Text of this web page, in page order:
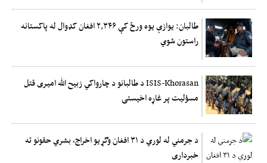
طالبان: یوازې یوه ورځ کې ۲,۳۴۶ افغان کډوال له پاکستانه
راستون شوي
ISIS-Khorasan د طالبانو د چارواکي زبیح الله امیری قتل
مسؤلیت پر غاړه اخیستی
د جرمني له لوري د ۳۱ افغان وګړیو اخراج، بشري حقونو ته
خبرداری